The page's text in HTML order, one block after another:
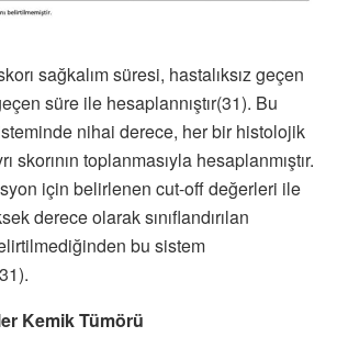
sağkalım süresi, hastalıksız geçen
süre ile hesaplannıştır(31). Bu
nihai derece, her bir histolojik
skorının toplanmasıyla hesaplanmıştır.
için belirlenen cut-off değerleri ile
derece olarak sınıflandırılan
bu sistem
Kemik Tümörü